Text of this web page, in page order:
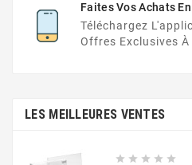
Faites Vos Achats
Téléchargez
Offres Exclusives À
LES MEILLEURES VENTES
    